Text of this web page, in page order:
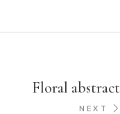
Floral abstract
NEXT